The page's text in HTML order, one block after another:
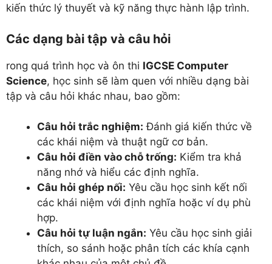
kiến thức lý thuyết và kỹ năng thực hành lập trình.
Các dạng bài tập và câu hỏi
rong quá trình học và ôn thi IGCSE Computer
Science, học sinh sẽ làm quen với nhiều dạng bài
tập và câu hỏi khác nhau, bao gồm:
Câu hỏi trắc nghiệm: Đánh giá kiến thức về
các khái niệm và thuật ngữ cơ bản.
Câu hỏi điền vào chỗ trống: Kiểm tra khả
năng nhớ và hiểu các định nghĩa.
Câu hỏi ghép nối: Yêu cầu học sinh kết nối
các khái niệm với định nghĩa hoặc ví dụ phù
hợp.
Câu hỏi tự luận ngắn: Yêu cầu học sinh giải
thích, so sánh hoặc phân tích các khía cạnh